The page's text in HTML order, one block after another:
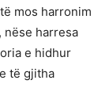
mos harronim
nëse harresa
e hidhur
të gjitha